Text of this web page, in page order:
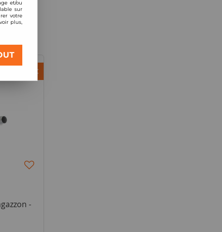
- 60 €
-
et/ou
sur
votre
plus,